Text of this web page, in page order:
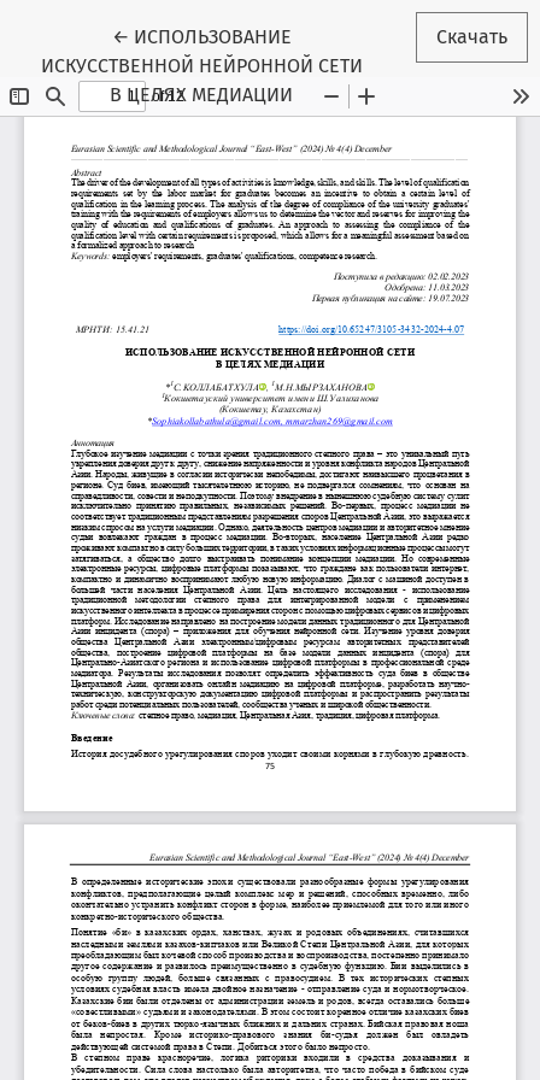
← Вернуться к Подробностям о статье
ИСПОЛЬЗОВАНИЕ
ИСКУССТВЕННОЙ НЕЙРОННОЙ СЕТИ
В ЦЕЛЯХ МЕДИАЦИИ
Скачать